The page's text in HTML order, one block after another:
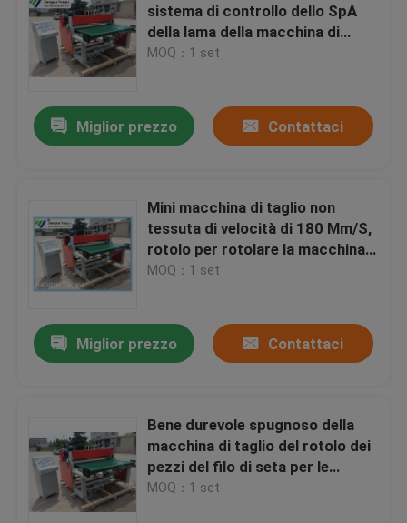
sistema di controllo dello SpA
della lama della macchina di
taglio dello strato della striscia
MOQ：1 set
Miglior prezzo Contattaci
Mini macchina di taglio non
tessuta di velocità di 180 Mm/S,
rotolo per rotolare la macchina
di taglio
MOQ：1 set
Miglior prezzo Contattaci
Bene durevole spugnoso della
macchina di taglio del rotolo dei
pezzi del filo di seta per le
scarpe che fanno fabbrica a
MOQ：1 set